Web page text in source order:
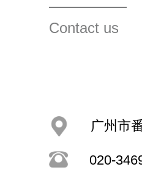
Contact us
广州市
020-